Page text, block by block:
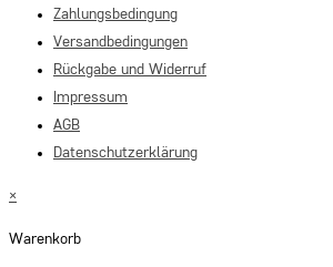
Zahlungsbedingung
Versandbedingungen
Rückgabe und Widerruf
Impressum
AGB
Datenschutzerklärung
×
Warenkorb